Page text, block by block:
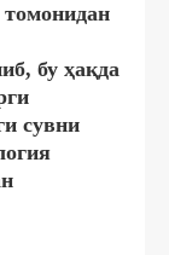
бу ҳақда
сувни